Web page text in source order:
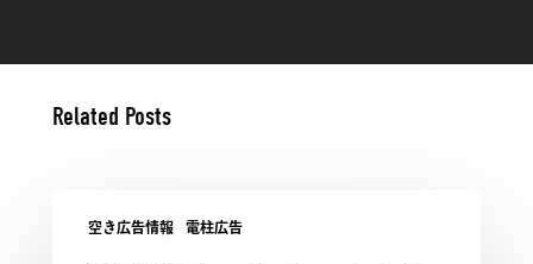
Related Posts
空き広告情報 電柱広告